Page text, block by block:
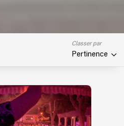
Classer par
Pertinence